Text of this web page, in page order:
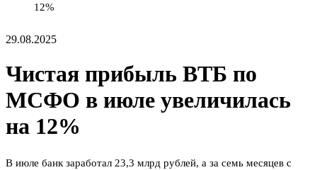
12%
29.08.2025
Чистая прибыль ВТБ по
МСФО в июле увеличилась
на 12%
В июле банк заработал 23,3 млрд рублей, а за семь месяцев с